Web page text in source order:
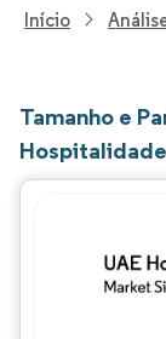
Início
Tamanho e